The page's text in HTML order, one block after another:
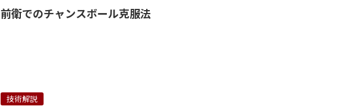
前衛でのチャンスボール克服法
技術解説